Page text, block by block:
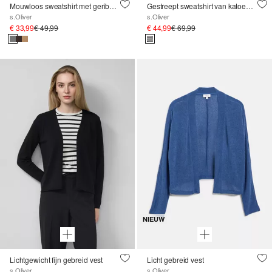
Mouwloos sweatshirt met geribde opstaande kraag
s.Oliver
€ 33,99€ 49,99
Gestreept sweatshirt van katoenmix met capuchon
s.Oliver
€ 44,99€ 69,99
Lichtgewicht fijn gebreid vest
NIEUW
Licht gebreid vest